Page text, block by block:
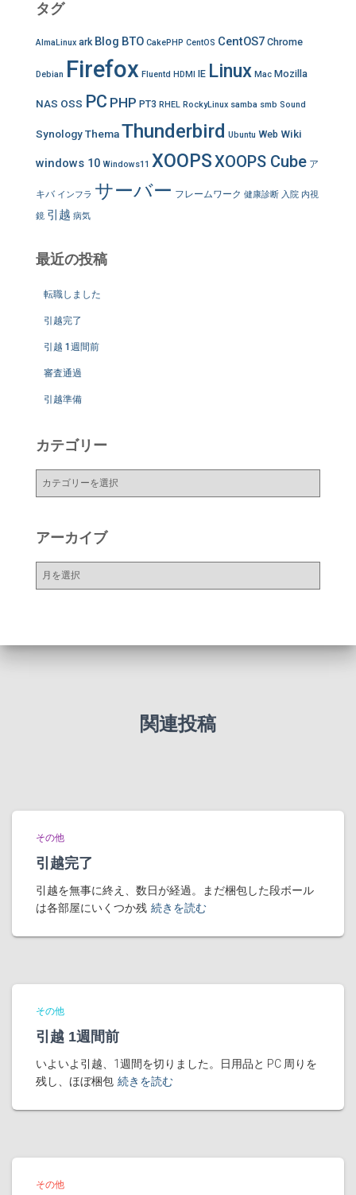
タグ
AlmaLinux ark Blog BTO CakePHP CentOS CentOS7 Chrome
Debian Firefox Fluentd HDMI IE Linux Mac Mozilla
NAS OSS PC PHP PT3 RHEL RockyLinux samba smb Sound
SynologyThemaThunderbird Ubuntu Web Wiki
windows 10 Windows11 XOOPSXOOPS Cube ア
キバ インフラ サーバー フレームワーク 健康診断 入院 内視
鏡 引越 病気
最近の投稿
転職しました
引越完了
引越 1週間前
審査通過
引越準備
カテゴリー
ー
アーカイブ
ー
関連投稿
その他
引越完了
引越を無事に終え、数日が経過。まだ梱包した段ボール
は各部屋にいくつか残 続きを読む
その他
引越 1週間前
いよいよ引越、1週間を切りました。日用品と PC 周りを
残し、ほぼ梱包 続きを読む
その他